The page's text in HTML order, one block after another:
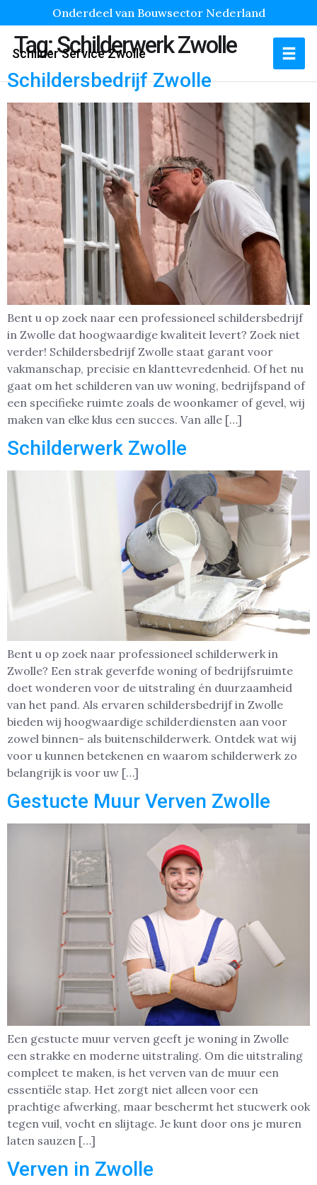
Onderdeel van Bouwsector Nederland
Schilder Service Zwolle
Tag:Schilderwerk Zwolle
Schildersbedrijf Zwolle
Bent u op zoek naar een professioneel schildersbedrijf
in Zwolle dat hoogwaardige kwaliteit levert? Zoek niet
verder! Schildersbedrijf Zwolle staat garant voor
vakmanschap, precisie en klanttevredenheid. Of het nu
gaat om het schilderen van uw woning, bedrijfspand of
een specifieke ruimte zoals de woonkamer of gevel, wij
maken van elke klus een succes. Van alle […]
Schilderwerk Zwolle
Bent u op zoek naar professioneel schilderwerk in
Zwolle? Een strak geverfde woning of bedrijfsruimte
doet wonderen voor de uitstraling én duurzaamheid
van het pand. Als ervaren schildersbedrijf in Zwolle
bieden wij hoogwaardige schilderdiensten aan voor
zowel binnen- als buitenschilderwerk. Ontdek wat wij
voor u kunnen betekenen en waarom schilderwerk zo
belangrijk is voor uw […]
Gestucte Muur Verven Zwolle
Een gestucte muur verven geeft je woning in Zwolle
een strakke en moderne uitstraling. Om die uitstraling
compleet te maken, is het verven van de muur een
essentiële stap. Het zorgt niet alleen voor een
prachtige afwerking, maar beschermt het stucwerk ook
tegen vuil, vocht en slijtage. Je kunt door ons je muren
laten sauzen […]
Verven in Zwolle